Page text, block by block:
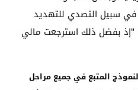
في سبيل التصدي للتهديد
"إذ بفضل ذلك استرجعت مالي
المتبع في جميع مراحل